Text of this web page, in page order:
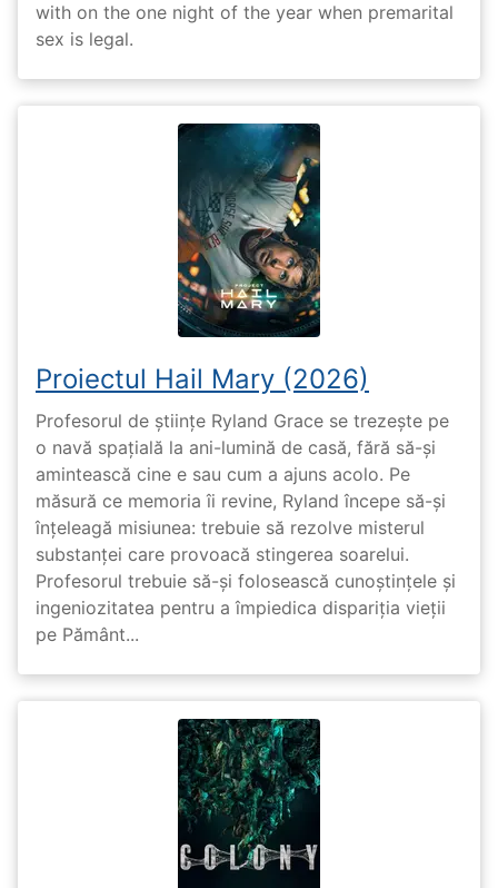
with on the one night of the year when premarital
sex is legal.
Proiectul Hail Mary (2026)
Profesorul de științe Ryland Grace se trezește pe
o navă spațială la ani-lumină de casă, fără să-și
amintească cine e sau cum a ajuns acolo. Pe
măsură ce memoria îi revine, Ryland începe să-și
înțeleagă misiunea: trebuie să rezolve misterul
substanței care provoacă stingerea soarelui.
Profesorul trebuie să-și folosească cunoștințele și
ingeniozitatea pentru a împiedica dispariția vieții
pe Pământ...